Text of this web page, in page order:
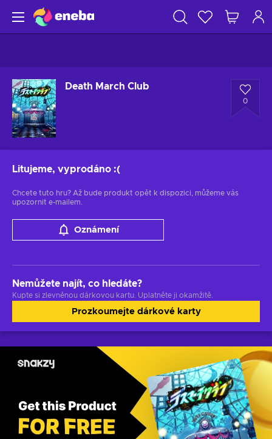
Death March Club
0
Litujeme, vyprodáno :(
Chcete tuto hru? Až bude produkt opět k dispozici, můžeme vás
upozornit e-mailem.
Oznámení
Nemůžete najít, co hledáte?
Kupte si zlevněnou dárkovou kartu. Uplatněte ji okamžitě.
Prozkoumejte dárkové karty